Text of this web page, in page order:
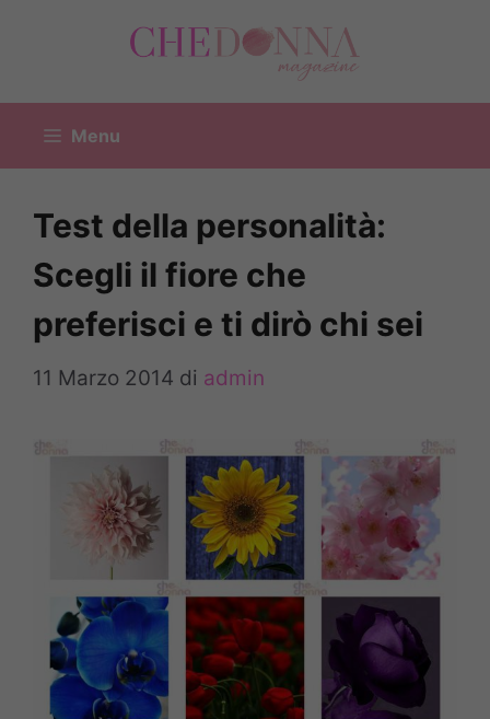
Menu
Test della personalità:
Scegli il fiore che
preferisci e ti dirò chi sei
11 Marzo 2014 di admin